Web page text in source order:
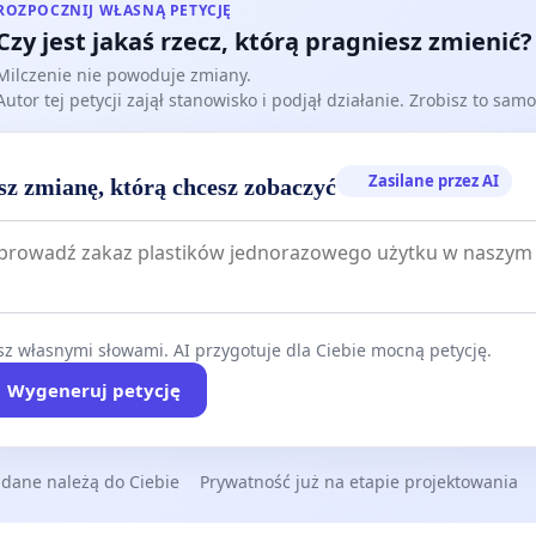
umowy na realizację w/w świadczeń.
tych podmiotów występował do NFZ z prośbą o możliwość
leczenia hospicyjnego w domu pacjenta.
opieki hospicjum domowego dla mieszkańców
nowodworskiego.
są dziś.
powiatu nowodworskiego, by zapewnić większą
do świadczeń dla mieszkańców Nowego Dworu
Czosnowa, Leoncina i Zakroczymia.
Nasielska do domowej opieki hospicyjnej.
WŁASNĄ PETYCJĘ
jest jakaś rzecz, którą pragniesz zmienić?
nie powoduje zmiany.
tej petycji zajął stanowisko i podjął działanie. Zrobisz to
zmianę, którą chcesz zobaczyć Zasilane przez AI
własnymi słowami. AI przygotuje dla Ciebie mocną petycję.
Wygeneruj petycję
należą do Ciebie Prywatność już na etapie projektowania